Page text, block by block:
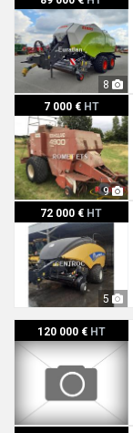
8
7 000 € HT
9
Hesston 4900
72 000 € HT
5
New Holland BB 1290
120 000 € HT
New Holland BB 1290 +